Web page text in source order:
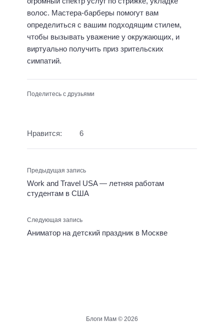
волос. Мастера-барберы помогут вам
определиться с вашим подходящим стилем,
чтобы вызывать уважение у окружающих, и
виртуально получить приз зрительских
симпатий.
Поделитесь с друзьями
Нравится: 6
Предыдущая запись
Work and Travel USA — летняя работам
студентам в США
Следующая запись
Аниматор на детский праздник в Москве
Блоги Мам © 2026